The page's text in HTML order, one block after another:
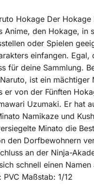
Hokage Der
Anime, den Hokage,
oder Spielen
einfangen.
für deine Sammlung.
ist ein
er von der Fünften
Uzumaki. Er hat
Namikaze und
Minato die
den Dorfbewohnern
an der Ninja-
schnell einen
Maßstab: 1/12